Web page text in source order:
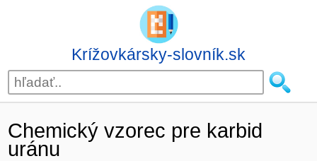
Krížovkársky-slovník.sk
Chemický vzorec pre karbid
uránu